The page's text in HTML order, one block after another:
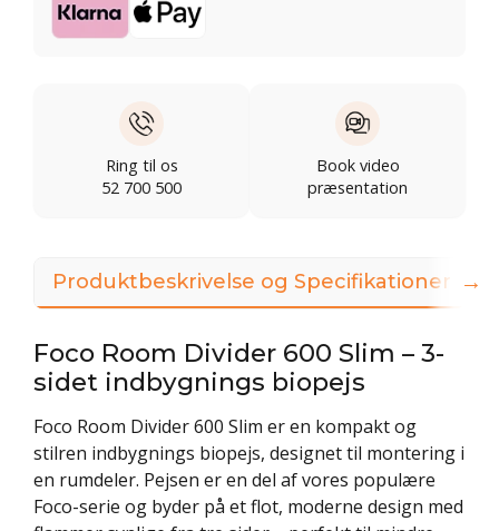
Ring til os
52 700 500
Book video
præsentation
Produktbeskrivelse og Specifikationer
Foco Room Divider 600 Slim – 3-
sidet indbygnings biopejs
Foco Room Divider 600 Slim er en kompakt og
stilren indbygnings biopejs, designet til montering i
en rumdeler. Pejsen er en del af vores populære
Foco-serie og byder på et flot, moderne design med
→